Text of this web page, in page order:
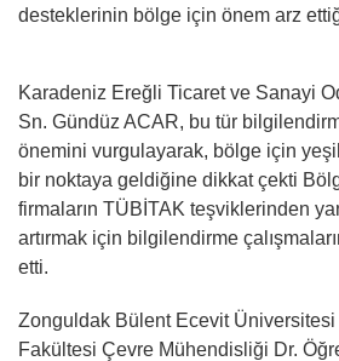
desteklerinin bölge için önem arz
Karadeniz Ereğli Ticaret ve Sanayi
Sn. Gündüz ACAR, bu tür
önemini vurgulayarak, bölge için
bir noktaya geldiğine dikkat çekti
firmaların TÜBİTAK teşviklerinden
artırmak için bilgilendirme
etti.
Zonguldak Bülent Ecevit
Fakültesi Çevre Mühendisliği Dr.